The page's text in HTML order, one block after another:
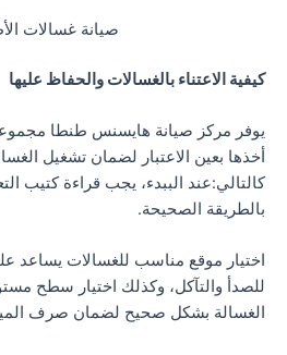
صيانة غسالات
كيفية الاعتناء بالغسالات والحفاظ عليها
يوفر مركز صيانة هايسنس طنطا
أخذها بعين الاعتبار لضمان تشغيل
كالتالي:عند الببدء، يجب قراءة كتيب
بالطريقة الصحيحة.
اختيار موقع مناسب للغسالات يساعد
للصدأ والتآكل، وكذلك اختيار سطح
الغسالة بشكل صحيح لضمان صرف